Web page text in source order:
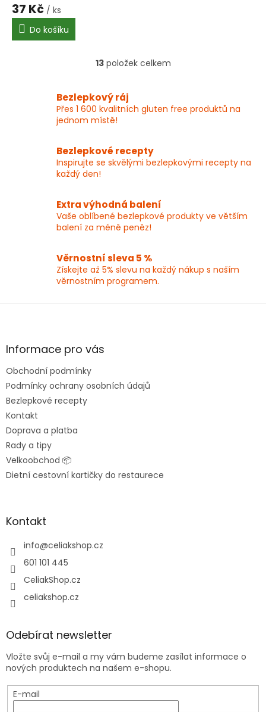
37 Kč / ks
Do košíku
O
á
d
í
p
r
y
v
ý
s
u
13položek celkem
Bezlepkový ráj
Přes 1 600 kvalitních gluten free produktů na
jednom místě!
Bezlepkové recepty
Inspirujte se skvělými bezlepkovými recepty na
každý den!
Extra výhodná balení
Vaše oblíbené bezlepkové produkty ve větším
balení za méně peněz!
Věrnostní sleva 5 %
Získejte až 5% slevu na každý nákup s naším
věrnostním programem.
Z
aInformace pro vás
Obchodní podmínky
Podmínky ochrany osobních údajů
Bezlepkové recepty
Kontakt
Doprava a platba
Rady a tipy
Velkoobchod 📦
Dietní cestovní kartičky do restaurece
Kontakt
info@celiakshop.cz
601 101 445
CeliakShop.cz
celiakshop.cz
Odebírat newsletter
Vložte svůj e-mail a my vám budeme zasílat informace o
nových produktech na našem e-shopu.
E-mail